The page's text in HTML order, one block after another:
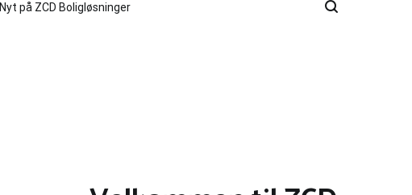
Nyt på ZCD Boligløsninger